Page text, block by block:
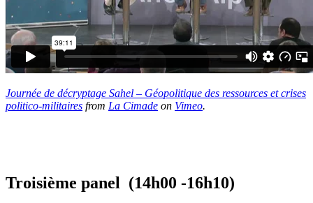
Journée de décryptage Sahel – Géopolitique des ressources et crises
politico-militaires from La Cimade on Vimeo.
Troisième panel (14h00 -16h10)